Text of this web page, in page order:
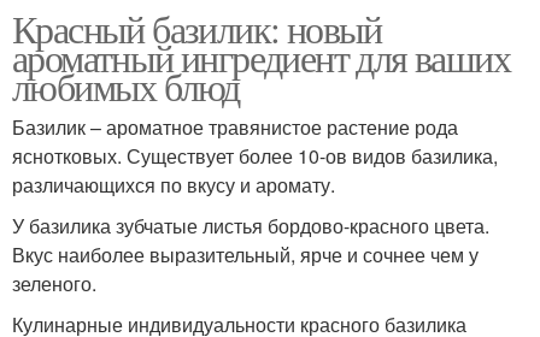
Красный базилик: новый
ароматный ингредиент для ваших
любимых блюд
Базилик – ароматное травянистое растение рода
яснотковых. Существует более 10-ов видов базилика,
различающихся по вкусу и аромату.
У базилика зубчатые листья бордово-красного цвета.
Вкус наиболее выразительный, ярче и сочнее чем у
зеленого.
Кулинарные индивидуальности красного базилика